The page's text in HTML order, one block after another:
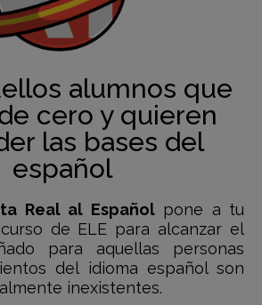
alumnos que
cero y quieren
las bases del
español
Real al Españolpone a tu
de ELE para alcanzar el
para aquellas personas
del idioma español son
inexistentes.